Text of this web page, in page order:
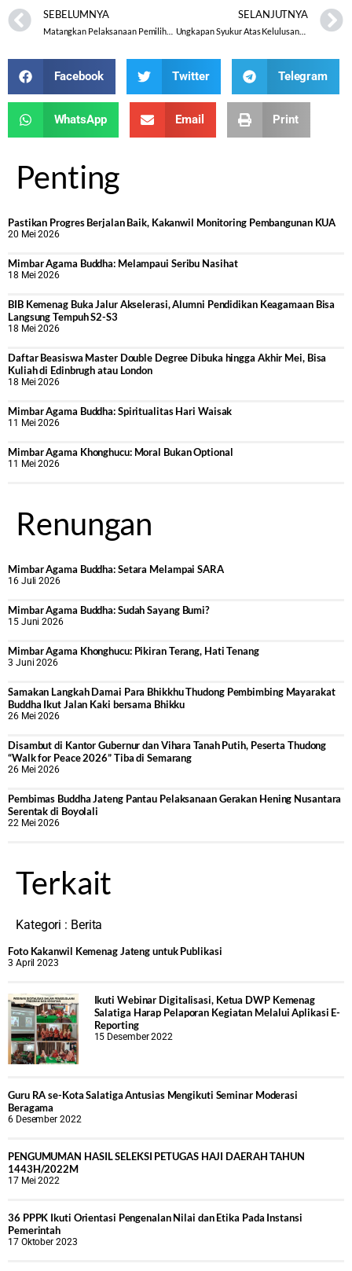
SEBELUMNYA SELANJUTNYA
Ungkapan Syukur Atas Kelulusannya, Siswa MA Sunan Kalijaga Bawang Gelar Kegiatan Berbagi Dengan Tema “ Lulus, Berbagi dengan Tulus,”
Facebook Twitter Telegram
WhatsApp Email Print
Penting
Pastikan Progres Berjalan Baik, Kakanwil Monitoring Pembangunan KUA
20 Mei 2026
Mimbar Agama Buddha: Melampaui Seribu Nasihat
18 Mei 2026
BIB Kemenag Buka Jalur Akselerasi, Alumni Pendidikan Keagamaan Bisa
Langsung Tempuh S2-S3
18 Mei 2026
Daftar Beasiswa Master Double Degree Dibuka hingga Akhir Mei, Bisa
Kuliah di Edinbrugh atau London
18 Mei 2026
Mimbar Agama Buddha: Spiritualitas Hari Waisak
11 Mei 2026
Mimbar Agama Khonghucu: Moral Bukan Optional
11 Mei 2026
Renungan
Mimbar Agama Buddha: Setara Melampai SARA
16 Juli 2026
Mimbar Agama Buddha: Sudah Sayang Bumi?
15 Juni 2026
Mimbar Agama Khonghucu: Pikiran Terang, Hati Tenang
3 Juni 2026
Samakan Langkah Damai Para Bhikkhu Thudong Pembimbing Mayarakat
Buddha Ikut Jalan Kaki bersama Bhikku
26 Mei 2026
Disambut di Kantor Gubernur dan Vihara Tanah Putih, Peserta Thudong
“Walk for Peace 2026” Tiba di Semarang
26 Mei 2026
‎Pembimas Buddha Jateng Pantau Pelaksanaan Gerakan Hening Nusantara
Serentak di Boyolali
22 Mei 2026
Terkait
Kategori : Berita
Foto Kakanwil Kemenag Jateng untuk Publikasi
3 April 2023
Ikuti Webinar Digitalisasi, Ketua DWP Kemenag
Salatiga Harap Pelaporan Kegiatan Melalui Aplikasi E-
Reporting
15 Desember 2022
Guru RA se-Kota Salatiga Antusias Mengikuti Seminar Moderasi
Beragama
6 Desember 2022
PENGUMUMAN HASIL SELEKSI PETUGAS HAJI DAERAH TAHUN
1443H/2022M
17 Mei 2022
36 PPPK Ikuti Orientasi Pengenalan Nilai dan Etika Pada Instansi
Pemerintah
17 Oktober 2023